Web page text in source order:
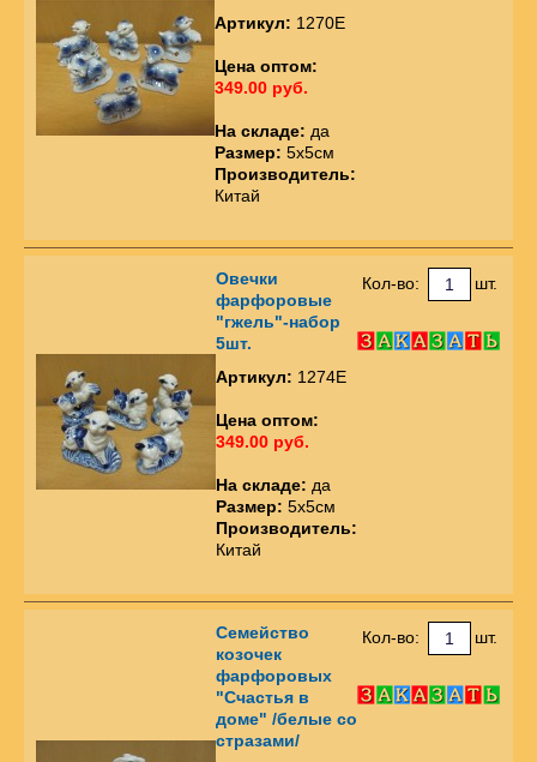
Артикул: 1270Е
Цена оптом:
349.00 руб.
На складе: да
Размер: 5х5см
Производитель:
Китай
Овечки
фарфоровые
"гжель"-набор
5шт.
Артикул: 1274Е
Цена оптом:
349.00 руб.
На складе: да
Размер: 5х5см
Производитель:
Китай
Кол-во: шт.
Семейство
козочек
фарфоровых
"Счастья в
доме" /белые со
стразами/
Кол-во: шт.